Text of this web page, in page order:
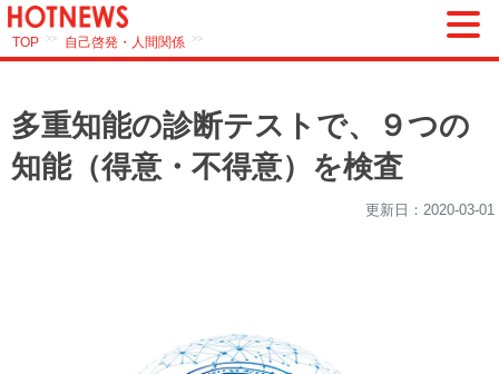
TOP >> 自己啓発・人間関係 >>
多重知能の診断テストで、９つの
知能（得意・不得意）を検査
更新日：2020-03-01